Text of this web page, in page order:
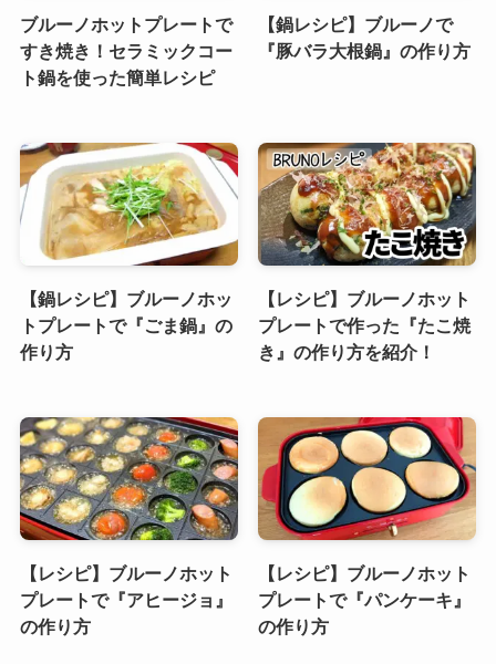
ブルーノホットプレートで
すき焼き！セラミックコー
ト鍋を使った簡単レシピ
【鍋レシピ】ブルーノで
『豚バラ大根鍋』の作り方
【鍋レシピ】ブルーノホッ
トプレートで『ごま鍋』の
作り方
【レシピ】ブルーノホット
プレートで作った『たこ焼
き』の作り方を紹介！
【レシピ】ブルーノホット
プレートで『アヒージョ』
の作り方
【レシピ】ブルーノホット
プレートで『パンケーキ』
の作り方